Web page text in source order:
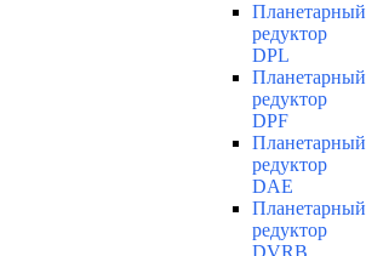
Планетарный
редуктор
DPL
Планетарный
редуктор
DPF
Планетарный
редуктор
DAE
Планетарный
редуктор
DVRB